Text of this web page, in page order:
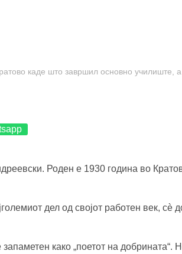
каде што завршил основно училиште,
Роден е 1930 година во
дел од својот работен век, сè
како „поетот на добрината“.